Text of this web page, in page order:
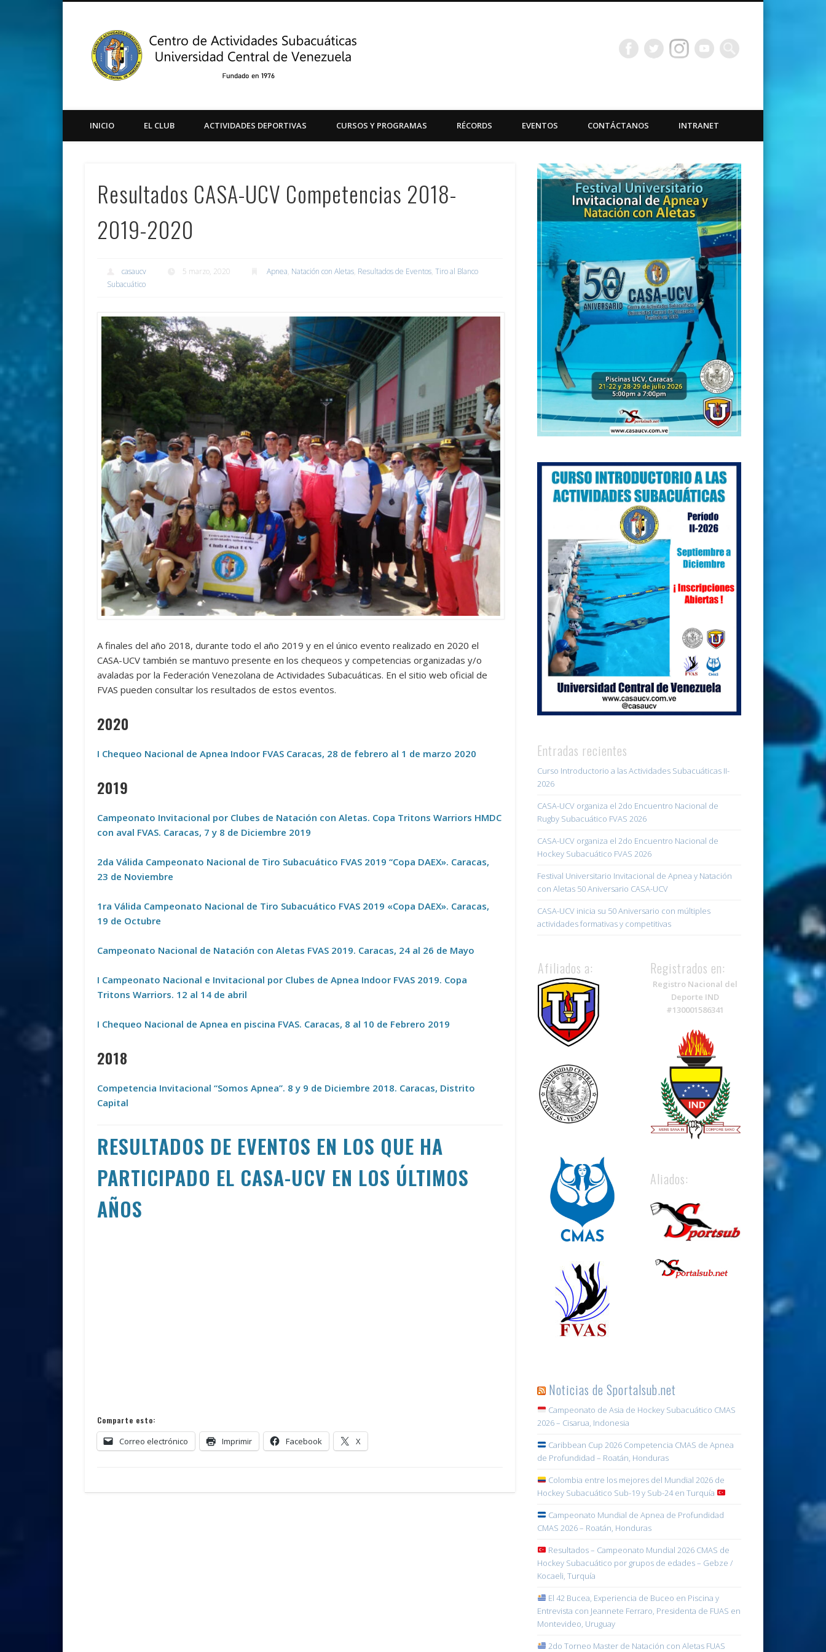
Centro de Actividades Subacuáticas Universidad
Central de Venezuela
Youtube
INICIO EL CLUB ACTIVIDADES DEPORTIVAS CURSOS Y PROGRAMAS RÉCORDS EVENTOS CONTÁCTANOS INTRANET
Resultados CASA-UCV Competencias 2018-
2019-2020
casaucv 5 marzo, 2020 Apnea, Natación con Aletas, Resultados de Eventos,Tiro al Blanco
Subacuático
A finales del año 2018, durante todo el año 2019 y en el único evento realizado en 2020 el
CASA-UCV también se mantuvo presente en los chequeos y competencias organizadas y/o
avaladas por la Federación Venezolana de Actividades Subacuáticas. En el sitio web oficial de
FVAS pueden consultar los resultados de estos eventos.
2020
I Chequeo Nacional de Apnea Indoor FVAS Caracas, 28 de febrero al 1 de marzo 2020
2019
Campeonato Invitacional por Clubes de Natación con Aletas. Copa Tritons Warriors HMDC
con aval FVAS. Caracas, 7 y 8 de Diciembre 2019
2da Válida Campeonato Nacional de Tiro Subacuático FVAS 2019 “Copa DAEX». Caracas,
23 de Noviembre
1ra Válida Campeonato Nacional de Tiro Subacuático FVAS 2019 «Copa DAEX». Caracas,
19 de Octubre
Campeonato Nacional de Natación con Aletas FVAS 2019. Caracas, 24 al 26 de Mayo
I Campeonato Nacional e Invitacional por Clubes de Apnea Indoor FVAS 2019. Copa
Tritons Warriors. 12 al 14 de abril
I Chequeo Nacional de Apnea en piscina FVAS. Caracas, 8 al 10 de Febrero 2019
2018
Competencia Invitacional “Somos Apnea”. 8 y 9 de Diciembre 2018. Caracas, Distrito
Capital
RESULTADOS DE EVENTOS EN LOS QUE HA
PARTICIPADO EL CASA-UCV EN LOS ÚLTIMOS
AÑOS
Comparte esto:
Correo electrónico Imprimir Facebook X
Entradas recientes
Curso Introductorio a las Actividades Subacuáticas II-
2026
CASA-UCV organiza el 2do Encuentro Nacional de
Rugby Subacuático FVAS 2026
CASA-UCV organiza el 2do Encuentro Nacional de
Hockey Subacuático FVAS 2026
Festival Universitario Invitacional de Apnea y Natación
con Aletas 50 Aniversario CASA-UCV
CASA-UCV inicia su 50 Aniversario con múltiples
actividades formativas y competitivas
Afiliados a: Registrados en:
Registro Nacional del
Deporte IND
#130001586341
Aliados:
Noticias de Sportalsub.net
Campeonato de Asia de Hockey Subacuático CMAS
2026 – Cisarua, Indonesia
Caribbean Cup 2026 Competencia CMAS de Apnea
de Profundidad – Roatán, Honduras
Colombia entre los mejores del Mundial 2026 de
Hockey Subacuático Sub-19 y Sub-24 en Turquía
Campeonato Mundial de Apnea de Profundidad
CMAS 2026 – Roatán, Honduras
Resultados – Campeonato Mundial 2026 CMAS de
Hockey Subacuático por grupos de edades – Gebze /
Kocaeli, Turquía
El 42 Bucea, Experiencia de Buceo en Piscina y
Entrevista con Jeannete Ferraro, Presidenta de FUAS en
Montevideo, Uruguay
2do Torneo Master de Natación con Aletas FUAS